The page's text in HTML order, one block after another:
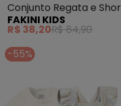
Conjunto Regata e
(Bege)
FAKINI KIDS
R$ 38,20R$ 84,90
-55%